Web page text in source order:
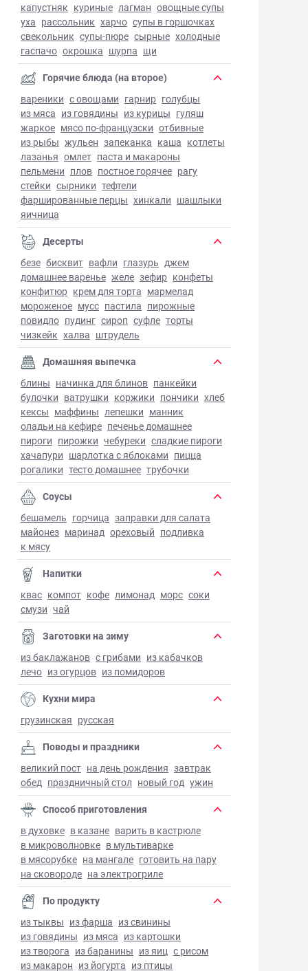
капустняк куриные лагман овощные супы
уха рассольник харчо супы в горшочках
свекольник супы-пюре сырные холодные
гаспачо окрошка шурпа щи
Горячие блюда (на второе)
вареники с овощами гарнир голубцы
из мяса из говядины из курицы гуляш
жаркое мясо по-французски отбивные
из рыбы жульен запеканка каша котлеты
лазанья омлет паста и макароны
пельмени плов постное горячее рагу
стейки сырники тефтели
фаршированные перцы хинкали шашлыки
яичница
Десерты
безе бисквит вафли глазурь джем
домашнее варенье желе зефир конфеты
конфитюр крем для торта мармелад
мороженое мусс пастила пирожные
повидло пудинг сироп суфле торты
чизкейк халва штрудель
Домашняя выпечка
блины начинка для блинов панкейки
булочки ватрушки коржики пончики хлеб
кексы маффины лепешки манник
оладьи на кефире печенье домашнее
пироги пирожки чебуреки сладкие пироги
хачапури шарлотка с яблоками пицца
рогалики тесто домашнее трубочки
Соусы
бешамель горчица заправки для салата
майонез маринад ореховый подливка
к мясу
Напитки
квас компот кофе лимонад морс соки
смузи чай
Заготовки на зиму
из баклажанов с грибами из кабачков
лечо из огурцов из помидоров
Кухни мира
грузинская русская
Поводы и праздники
великий пост на день рождения завтрак
обед праздничный стол новый год ужин
Способ приготовления
в духовке в казане варить в кастрюле
в микроволновке в мультиварке
в мясорубке на мангале готовить на пару
на сковороде на электрогриле
По продукту
из тыквы из фарша из свинины
из говядины из мяса из картошки
из творога из баранины из яиц с рисом
из макарон из йогурта из птицы